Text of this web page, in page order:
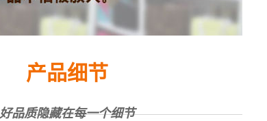
产品细节
好品质隐藏在每一个细节